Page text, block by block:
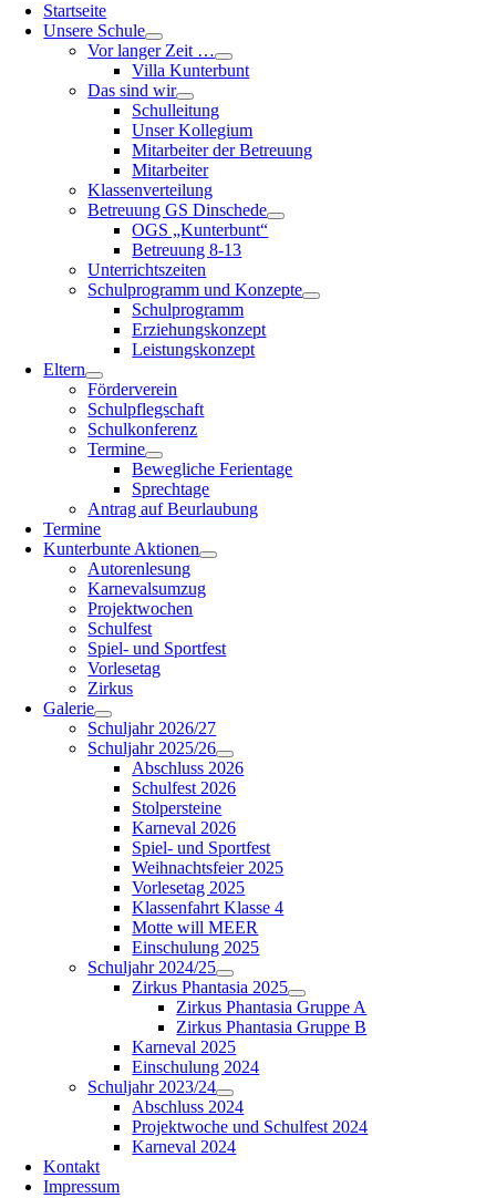
Startseite
Unsere Schule
Vor langer Zeit …
Villa Kunterbunt
Das sind wir
Schulleitung
Unser Kollegium
Mitarbeiter der Betreuung
Mitarbeiter
Klassenverteilung
Betreuung GS Dinschede
OGS „Kunterbunt“
Betreuung 8-13
Unterrichtszeiten
Schulprogramm und Konzepte
Schulprogramm
Erziehungskonzept
Leistungskonzept
Eltern
Förderverein
Schulpflegschaft
Schulkonferenz
Termine
Bewegliche Ferientage
Sprechtage
Antrag auf Beurlaubung
Termine
Kunterbunte Aktionen
Autorenlesung
Karnevalsumzug
Projektwochen
Schulfest
Spiel- und Sportfest
Vorlesetag
Zirkus
Galerie
Schuljahr 2026/27
Schuljahr 2025/26
Abschluss 2026
Schulfest 2026
Stolpersteine
Karneval 2026
Spiel- und Sportfest
Weihnachtsfeier 2025
Vorlesetag 2025
Klassenfahrt Klasse 4
Motte will MEER
Einschulung 2025
Schuljahr 2024/25
Zirkus Phantasia 2025
Zirkus Phantasia Gruppe A
Zirkus Phantasia Gruppe B
Karneval 2025
Einschulung 2024
Schuljahr 2023/24
Abschluss 2024
Projektwoche und Schulfest 2024
Karneval 2024
Kontakt
Impressum